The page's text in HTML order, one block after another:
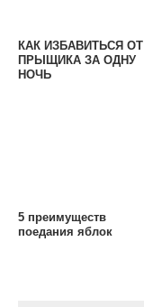
КАК ИЗБАВИТЬСЯ ОТ
ПРЫЩИКА ЗА ОДНУ
НОЧЬ
5 преимуществ
поедания яблок